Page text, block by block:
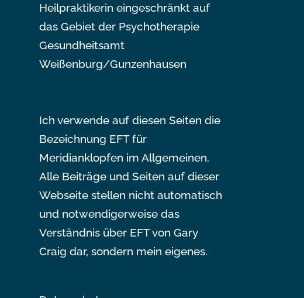
Heilpraktikerin eingeschränkt auf
das Gebiet der Psychotherapie
Gesundheitsamt
Weißenburg/Gunzenhausen
Ich verwende auf diesen Seiten die
Bezeichnung EFT für
Meridianklopfen im Allgemeinen.
Alle Beiträge und Seiten auf dieser
Webseite stellen nicht automatisch
und notwendigerweise das
Verständnis über EFT von Gary
Craig dar, sondern mein eigenes.